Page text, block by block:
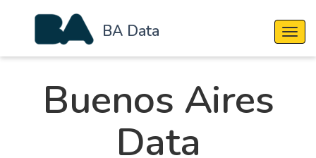
BA Data
Buenos Aires
Data